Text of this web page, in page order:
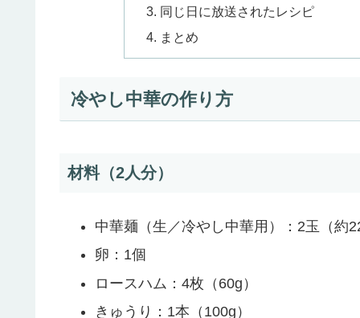
同じ日に放送されたレシピ
まとめ
冷やし中華の作り方
材料（2人分）
中華麺（生／冷やし中華用）：2玉（約
卵：1個
ロースハム：4枚（60g）
きゅうり：1本（100g）